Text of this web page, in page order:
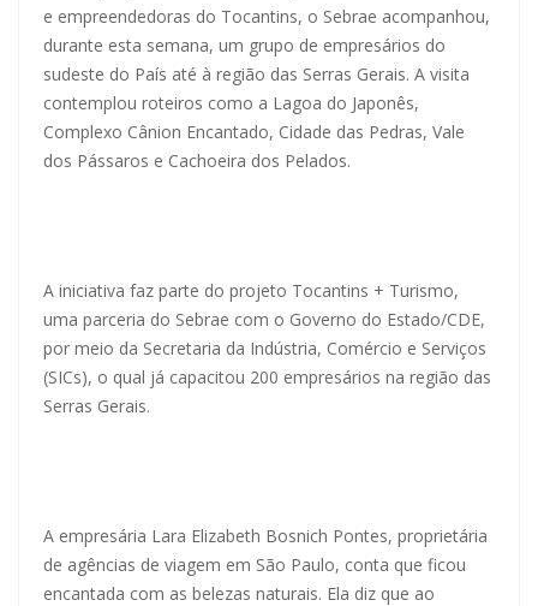
e empreendedoras do Tocantins, o Sebrae acompanhou,
durante esta semana, um grupo de empresários do
sudeste do País até à região das Serras Gerais. A visita
contemplou roteiros como a Lagoa do Japonês,
Complexo Cânion Encantado, Cidade das Pedras, Vale
dos Pássaros e Cachoeira dos Pelados.
A iniciativa faz parte do projeto Tocantins + Turismo,
uma parceria do Sebrae com o Governo do Estado/CDE,
por meio da Secretaria da Indústria, Comércio e Serviços
(SICs), o qual já capacitou 200 empresários na região das
Serras Gerais.
A empresária Lara Elizabeth Bosnich Pontes, proprietária
de agências de viagem em São Paulo, conta que ficou
encantada com as belezas naturais. Ela diz que ao